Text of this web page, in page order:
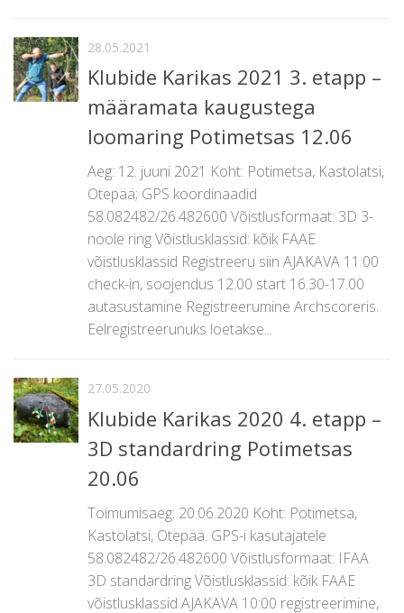
28.05.2021
Klubide Karikas 2021 3. etapp –
määramata kaugustega
loomaring Potimetsas 12.06
Aeg: 12. juuni 2021 Koht: Potimetsa, Kastolatsi,
Otepää; GPS koordinaadid
58.082482/26.482600 Võistlusformaat: 3D 3-
noole ring Võistlusklassid: kõik FAAE
võistlusklassid Registreeru siin AJAKAVA 11.00
check-in, soojendus 12.00 start 16.30-17.00
autasustamine Registreerumine Archscoreris.
Eelregistreerunuks loetakse...
27.05.2020
Klubide Karikas 2020 4. etapp –
3D standardring Potimetsas
20.06
Toimumisaeg: 20.06.2020 Koht: Potimetsa,
Kastolatsi, Otepää. GPS-i kasutajatele
58.082482/26.482600 Võistlusformaat: IFAA
3D standardring Võistlusklassid: kõik FAAE
võistlusklassid AJAKAVA 10:00 registreerimine,